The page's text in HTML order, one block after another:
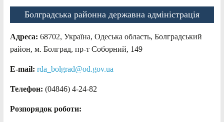
Болградська районна державна адміністрація
Адреса: 68702, Україна, Одеська область, Болградський
район, м. Болград, пр-т Соборний, 149
E-mail: rda_bolgrad@od.gov.ua
Телефон: (04846) 4-24-82
Розпорядок роботи: